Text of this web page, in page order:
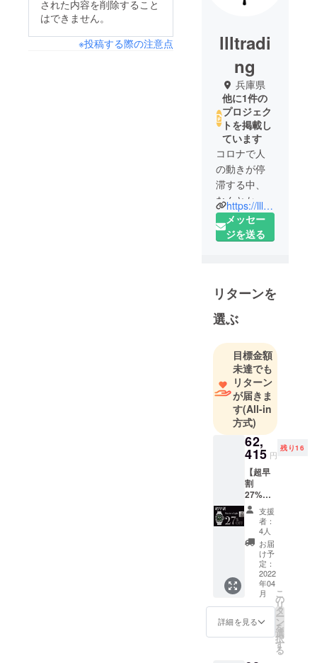
された内容を削除すること
はできません。
※投稿する際の注意点
llltradi
ng
兵庫県
他に1件の
プロジェク
トを掲載し
ています
コロナで人
の動きが停
滞する中、
なんとか日
本のお客様
に海外の良
創業させて
頂きまし
た。
私たちは
日々、海外
から日本に
ユニークな
商品を輸入
し日本のお
客様に新し
い価値を提
供すること
を目的とし
て活動して
おります。
しっかりし
た商品をお
客様にお届
けいたしま
すので、何
https://llltrading.com/home-jp/
メッセー
ジを送る
リターンを
選ぶ
目標金額
未達でも
リターン
が届きま
す(All-in
方式)
62,
415 円
残り16
【超早
割
27%OF
F】限定
２０
名
Norther
n Light
x 1 値
段：
62,415
円（税
込） お
値段は
送料込
みの価
支援
者：
4人
お届
け予
定：
2022
年04
月
詳細を見る
こ
の
リ
タ
ー
ン
を
選
択
す
る